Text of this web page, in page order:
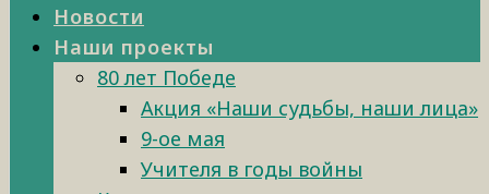
Новости
Наши проекты
80 лет Победе
Акция «Наши судьбы, наши лица»
9-ое мая
Учителя в годы войны